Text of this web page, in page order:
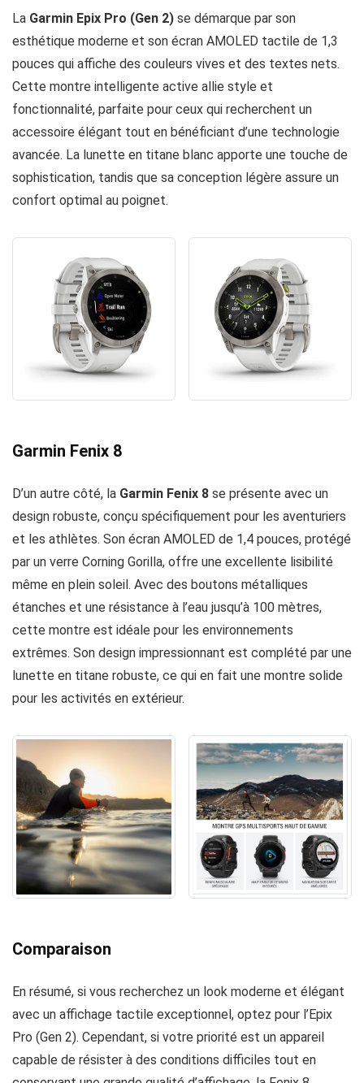
La Garmin Epix Pro (Gen 2) se démarque par son
esthétique moderne et son écran AMOLED tactile de 1,3
pouces qui affiche des couleurs vives et des textes nets.
Cette montre intelligente active allie style et
fonctionnalité, parfaite pour ceux qui recherchent un
accessoire élégant tout en bénéficiant d’une technologie
avancée. La lunette en titane blanc apporte une touche de
sophistication, tandis que sa conception légère assure un
confort optimal au poignet.
Garmin Fenix 8
D’un autre côté, la Garmin Fenix 8 se présente avec un
design robuste, conçu spécifiquement pour les aventuriers
et les athlètes. Son écran AMOLED de 1,4 pouces, protégé
par un verre Corning Gorilla, offre une excellente lisibilité
même en plein soleil. Avec des boutons métalliques
étanches et une résistance à l’eau jusqu’à 100 mètres,
cette montre est idéale pour les environnements
extrêmes. Son design impressionnant est complété par une
lunette en titane robuste, ce qui en fait une montre solide
pour les activités en extérieur.
Comparaison
En résumé, si vous recherchez un look moderne et élégant
avec un affichage tactile exceptionnel, optez pour l’Epix
Pro (Gen 2). Cependant, si votre priorité est un appareil
capable de résister à des conditions difficiles tout en